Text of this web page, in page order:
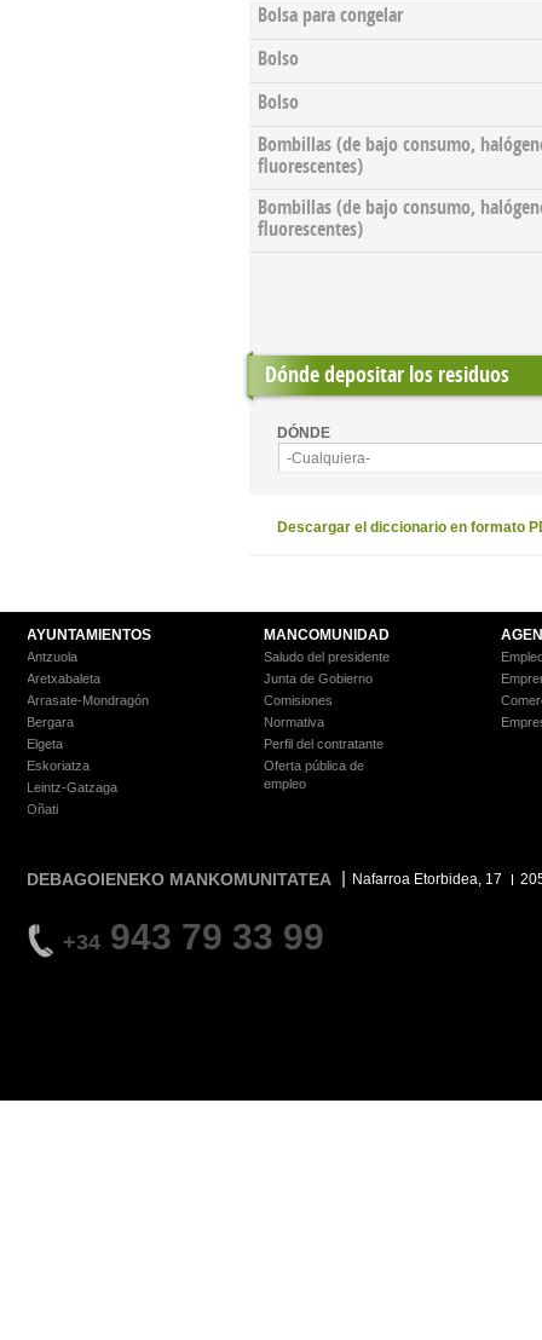
Bolsa para congelar
Bolso
Bolso
Bombillas (de bajo consumo,
fluorescentes)
Bombillas (de bajo consumo,
fluorescentes)
Dónde depositar los residuos
DÓNDE
-Cualquiera-
Descargar el diccionario en formato
AYUNTAMIENTOS
Antzuola
Aretxabaleta
Arrasate-Mondragón
Bergara
Elgeta
Eskoriatza
Leintz-Gatzaga
Oñati
MANCOMUNIDAD
Saludo del presidente
Junta de Gobierno
Comisiones
Normativa
Perfil del contratante
Oferta pública de
empleo
DEBAGOIENEKO MANKOMUNITATEA Nafarroa Etorbidea, 17
+34 943 79 33 99